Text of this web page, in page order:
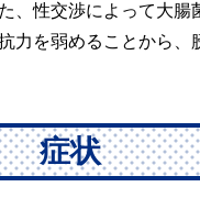
、性交渉によって大
を弱めることから、
症状